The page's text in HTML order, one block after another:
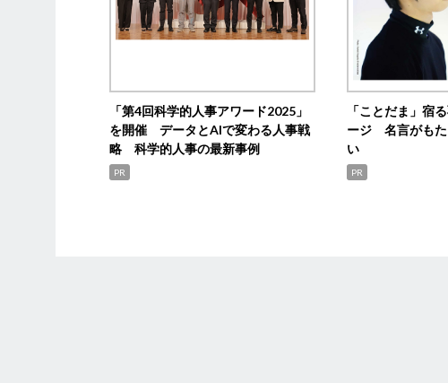
「第4回科学的人事アワード2025」
を開催 データとAIで変わる人事戦
略 科学的人事の最新事例
PR
「ことだま」宿
ージ 名言がもた
い
PR